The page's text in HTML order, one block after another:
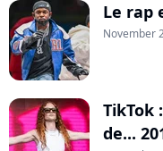
Le rap
November
TikTok
de...